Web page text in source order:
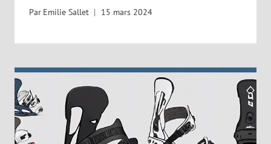
Par Emilie Sallet 15 mars 2024